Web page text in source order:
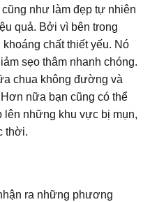
như làm đẹp tự nhiên
quả. Bởi vì bên trong
chất thiết yếu. Nó
sẹo thâm nhanh chóng.
chua không đường và
nữa bạn cũng có thể
những khu vực bị mụn,
thời.
ra những phương